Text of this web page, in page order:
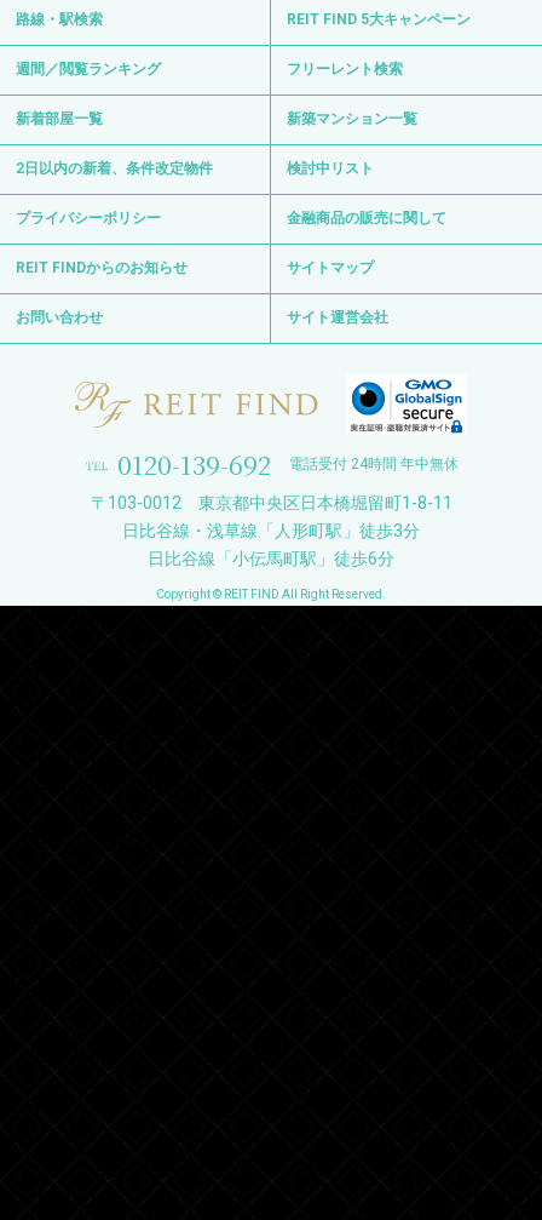
路線・駅検索 REIT FIND 5大キャンペーン
週間／閲覧ランキング フリーレント検索
新着部屋一覧 新築マンション一覧
2日以内の新着、条件改定物件 検討中リスト
プライバシーポリシー 金融商品の販売に関して
REIT FINDからのお知らせ サイトマップ
お問い合わせ サイト運営会社
0120-139-692 電話受付 24時間 年中無休
〒103-0012 東京都中央区日本橋堀留町1-8-11
日比谷線・浅草線「人形町駅」徒歩3分
日比谷線「小伝馬町駅」徒歩6分
Copyright © REIT FIND All Right Reserved.